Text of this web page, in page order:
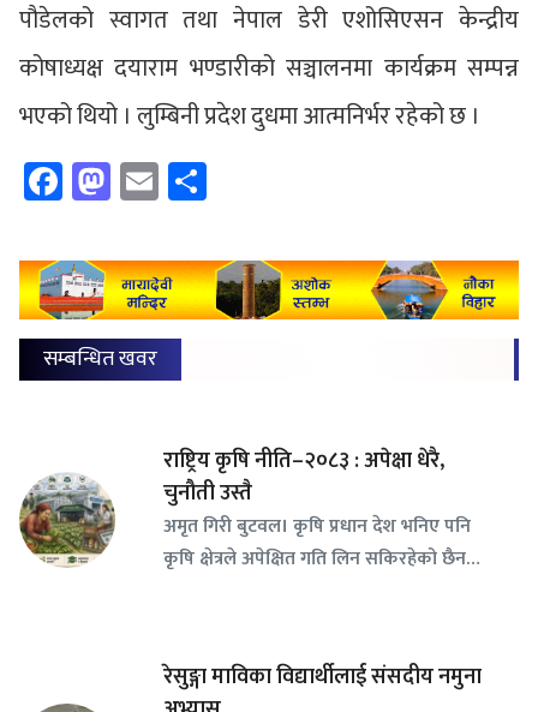
पौडेलको स्वागत तथा नेपाल डेरी एशोसिएसन केन्द्रीय
कोषाध्यक्ष दयाराम भण्डारीको सञ्चालनमा कार्यक्रम सम्पन्न
भएको थियो । लुम्बिनी प्रदेश दुधमा आत्मनिर्भर रहेको छ ।
Facebook
Mastodon
Email
सम्बन्धित खवर
राष्ट्रिय कृषि नीति–२०८३ : अपेक्षा धेरै,
चुनौती उस्तै
अमृत गिरी बुटवल। कृषि प्रधान देश भनिए पनि
कृषि क्षेत्रले अपेक्षित गति लिन सकिरहेको छैन…
रेसुङ्गा माविका विद्यार्थीलाई संसदीय नमुना